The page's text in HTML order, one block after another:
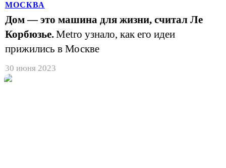
МОСКВА
Дом — это машина для жизни, считал Ле
Корбюзье.Metro узнало, как его идеи
прижились в Москве
30 июня 2023